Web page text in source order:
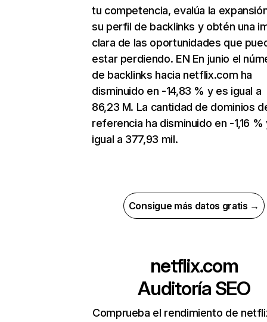
tu competencia, evalúa la
su perfil de backlinks y obtén una
clara de las oportunidades que
estar perdiendo. EN En junio el
de backlinks hacia netflix.com ha
disminuido en -14,83 % y es igual a
86,23 M. La cantidad de dominios
referencia ha disminuido en -1,16 %
igual a 377,93 mil.
Consigue más datos gratis →
netflix.com
Auditoría SEO
Comprueba el rendimiento de